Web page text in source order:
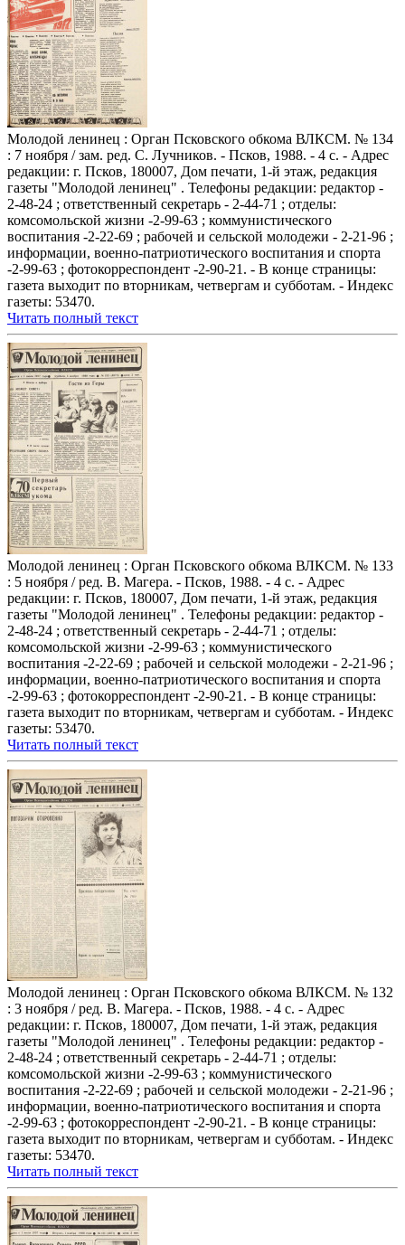
Молодой ленинец : Орган Псковского обкома ВЛКСМ. № 134
: 7 ноября / зам. ред. С. Лучников. - Псков, 1988. - 4 с. - Адрес
редакции: г. Псков, 180007, Дом печати, 1-й этаж, редакция
газеты "Молодой ленинец" . Телефоны редакции: редактор -
2-48-24 ; ответственный секретарь - 2-44-71 ; отделы:
комсомольской жизни -2-99-63 ; коммунистического
воспитания -2-22-69 ; рабочей и сельской молодежи - 2-21-96 ;
информации, военно-патриотического воспитания и спорта
-2-99-63 ; фотокорреспондент -2-90-21. - В конце страницы:
газета выходит по вторникам, четвергам и субботам. - Индекс
газеты: 53470.
Читать полный текст
Молодой ленинец : Орган Псковского обкома ВЛКСМ. № 133
: 5 ноября / ред. В. Магера. - Псков, 1988. - 4 с. - Адрес
редакции: г. Псков, 180007, Дом печати, 1-й этаж, редакция
газеты "Молодой ленинец" . Телефоны редакции: редактор -
2-48-24 ; ответственный секретарь - 2-44-71 ; отделы:
комсомольской жизни -2-99-63 ; коммунистического
воспитания -2-22-69 ; рабочей и сельской молодежи - 2-21-96 ;
информации, военно-патриотического воспитания и спорта
-2-99-63 ; фотокорреспондент -2-90-21. - В конце страницы:
газета выходит по вторникам, четвергам и субботам. - Индекс
газеты: 53470.
Читать полный текст
Молодой ленинец : Орган Псковского обкома ВЛКСМ. № 132
: 3 ноября / ред. В. Магера. - Псков, 1988. - 4 с. - Адрес
редакции: г. Псков, 180007, Дом печати, 1-й этаж, редакция
газеты "Молодой ленинец" . Телефоны редакции: редактор -
2-48-24 ; ответственный секретарь - 2-44-71 ; отделы:
комсомольской жизни -2-99-63 ; коммунистического
воспитания -2-22-69 ; рабочей и сельской молодежи - 2-21-96 ;
информации, военно-патриотического воспитания и спорта
-2-99-63 ; фотокорреспондент -2-90-21. - В конце страницы:
газета выходит по вторникам, четвергам и субботам. - Индекс
газеты: 53470.
Читать полный текст